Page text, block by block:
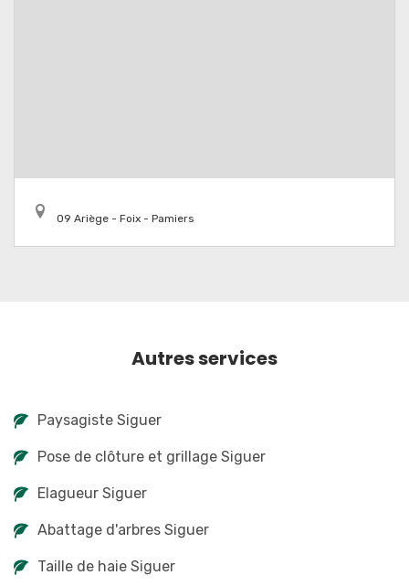
09 Ariège - Foix - Pamiers
Autres services
Paysagiste Siguer
Pose de clôture et grillage Siguer
Elagueur Siguer
Abattage d'arbres Siguer
Taille de haie Siguer